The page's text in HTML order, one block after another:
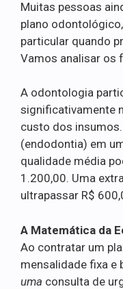
Muitas pessoas
plano
particular quando
Vamos analisar os
A odontologia
significativamente
custo dos
(endodontia) em
qualidade média
1.200,00. Uma
ultrapassar R$
A Matemática da
Ao contratar um
mensalidade fixa e
uma consulta de